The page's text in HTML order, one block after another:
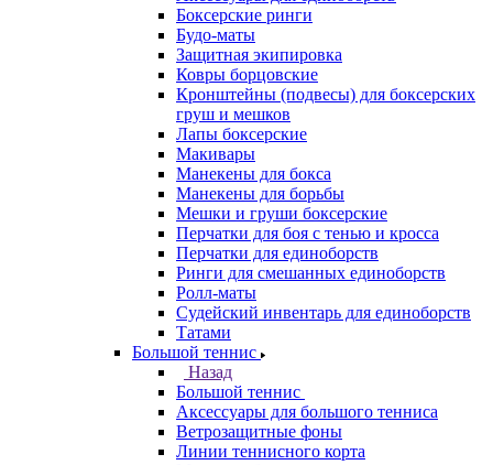
Боксерские ринги
Будо-маты
Защитная экипировка
Ковры борцовские
Кронштейны (подвесы) для боксерских
груш и мешков
Лапы боксерские
Макивары
Манекены для бокса
Манекены для борьбы
Мешки и груши боксерские
Перчатки для боя с тенью и кросса
Перчатки для единоборств
Ринги для смешанных единоборств
Ролл-маты
Судейский инвентарь для единоборств
Татами
Большой теннис
Назад
Большой теннис
Аксессуары для большого тенниса
Ветрозащитные фоны
Линии теннисного корта